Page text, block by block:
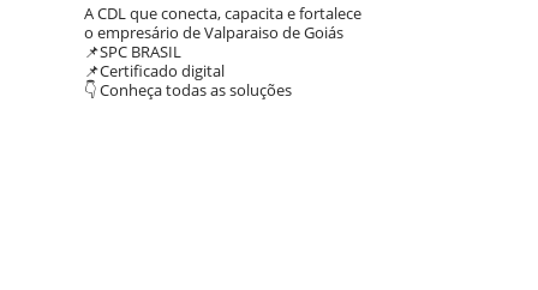
A CDL que conecta, capacita e fortalece
o empresário de Valparaiso de Goiás
📌SPC BRASIL
📌Certificado digital
👇 Conheça todas as soluções